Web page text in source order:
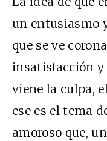
un entusiasmo
que se ve
insatisfacción y
viene la culpa,
ese es el tema
amoroso que,